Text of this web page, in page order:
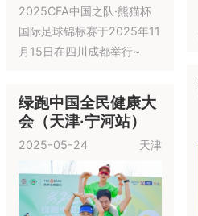
2025CFA中国之队·熊猫杯
国际足球锦标赛于2025年11
月15日在四川成都举行~
绿跑中国全民健康大
会（天津·宁河站）
2025-05-24 天津